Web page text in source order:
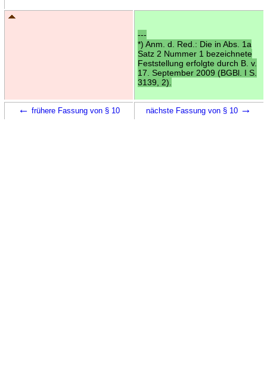
---
*) Anm. d. Red.: Die in Abs. 1a
Satz 2 Nummer 1 bezeichnete
Feststellung erfolgte durch B. v.
17. September 2009 (BGBl. I S.
3139, 2).
← frühere Fassung von § 10 nächste Fassung von § 10 →